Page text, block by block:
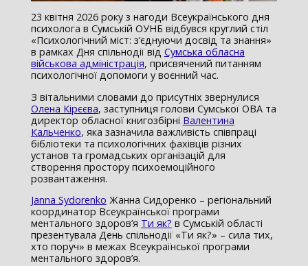
23 квітня 2026 року з нагоди Всеукраїнського дня
психолога в Сумській ОУНБ відбувся круглий стіл
«Психологічний міст: з’єднуючи досвід та знання»
в рамках Дня спільнодії від Сумська обласна
військова адміністрація, присвячений питанням
психологічної допомоги у воєнний час.
З вітальними словами до присутніх звернулися
Олена Кірєєва, заступниця голови Сумської ОВА та
директор обласної книгозбірні Валентина
Кальченко, яка зазначила важливість співпраці
бібліотеки та психологічних фахівців різних
установ та громадських організацій для
створення простору психоемоційного
розвантаження.
Janna Sydorenko Жанна Сидоренко – регіональний
координатор Всеукраїнської програми
ментального здоров’я Ти як? в Сумській області
презентувала День спільнодії «Ти як?» – сила тих,
хто поруч» в межах Всеукраїнської програми
ментального здоров’я.